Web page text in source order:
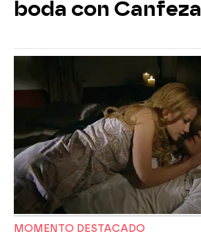
boda con Canfeza
MOMENTO DESTACADO